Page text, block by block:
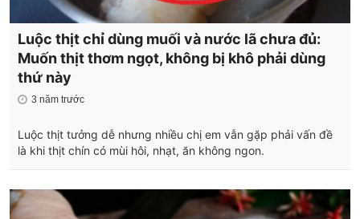
Luộc thịt chỉ dùng muối và nước lã chưa đủ:
Muốn thịt thơm ngọt, không bị khô phải dùng
thứ này
3 năm trước
Luộc thịt tưởng dễ nhưng nhiều chị em vẫn gặp phải vấn đề
là khi thịt chín có mùi hôi, nhạt, ăn không ngon.